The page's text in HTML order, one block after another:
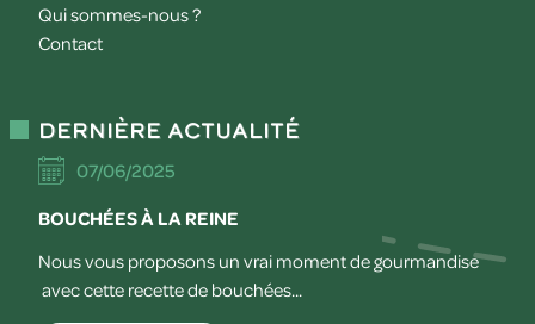
Qui sommes-nous ?
Contact
Dernière actualité
07/06/2025
BOUCHÉES À LA REINE
Nous vous proposons un vrai moment de gourmandise
avec cette recette de bouchées...